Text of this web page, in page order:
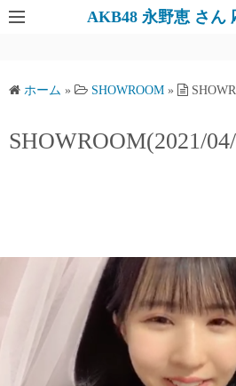
AKB48 永野恵 さん
ホーム » SHOWROOM »
SHOWROOM(2021/